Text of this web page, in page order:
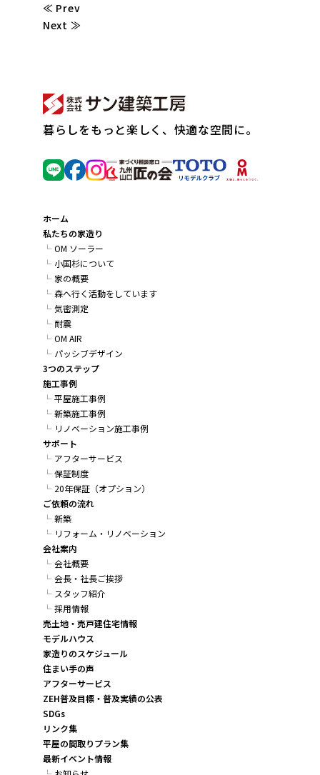
≪ Prev
Next ≫
暮らしをもっと楽しく、快適な空間に。
ホーム
私たちの家造り
OM ソーラー
小国杉について
家の概要
森へ行く活動をしています
気密測定
耐震
OM AIR
パッシブデザイン
3つのステップ
施工事例
平屋施工事例
新築施工事例
リノベーション施工事例
サポート
アフターサービス
保証制度
20年保証（オプション）
ご依頼の流れ
新築
リフォーム・リノベーション
会社案内
会社概要
会長・社長ご挨拶
スタッフ紹介
採用情報
売土地・売戸建住宅情報
モデルハウス
家造りのスケジュール
住まい手の声
アフターサービス
ZEH普及目標・普及実績の公表
SDGs
リンク集
平屋の間取りプラン集
最新イベント情報